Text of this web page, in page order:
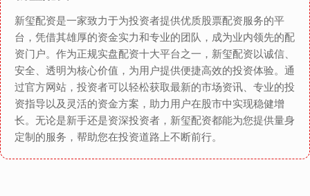
新玺配资是一家致力于为投资者提供优质股票配资服务的平
台，凭借其雄厚的资金实力和专业的团队，成为业内领先的配
资门户。作为正规实盘配资十大平台之一，新玺配资以诚信、
安全、透明为核心价值，为用户提供便捷高效的投资体验。通
过官方网站，投资者可以轻松获取最新的市场资讯、专业的投
资指导以及灵活的资金方案，助力用户在股市中实现稳健增
长。无论是新手还是资深投资者，新玺配资都能为您提供量身
定制的服务，帮助您在投资道路上不断前行。